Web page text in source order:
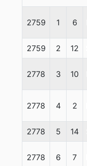
2759 1 6
2759 2 12
2778 3 10
2778 4 2
2778 5 14
2778 6 7